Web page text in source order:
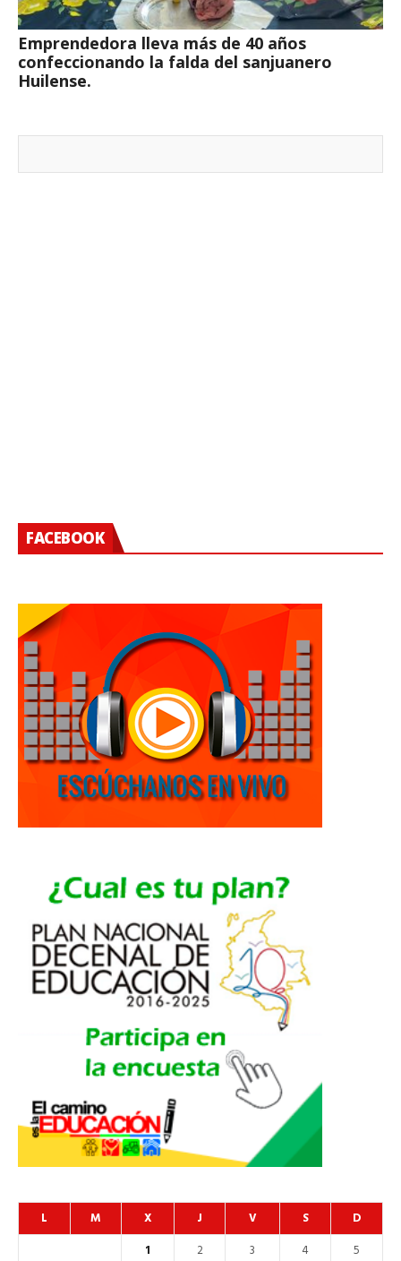
Emprendedora lleva más de 40 años
confeccionando la falda del sanjuanero
Huilense.
FACEBOOK
L M X J V S D
1 2 3 4
5